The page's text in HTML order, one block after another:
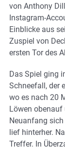
von Anthony
Instagram-
Einblicke aus
Zuspiel von
ersten Tor des
Das Spiel ging
Schneefall, der
wo es nach 20
Löwen obenauf
Neuanfang
lief hinterher.
Treffer. In